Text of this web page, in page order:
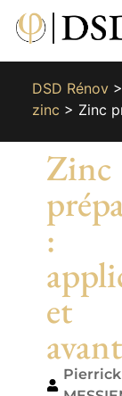
DSD Rénov>
zinc > Zinc
Zinc
:
et
Pierrick